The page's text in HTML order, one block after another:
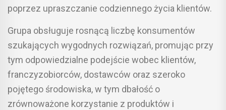
poprzez upraszczanie codziennego życia klientów.
Grupa obsługuje rosnącą liczbę konsumentów
szukających wygodnych rozwiązań, promując przy
tym odpowiedzialne podejście wobec klientów,
franczyzobiorców, dostawców oraz szeroko
pojętego środowiska, w tym dbałość o
zrównoważone korzystanie z produktów i